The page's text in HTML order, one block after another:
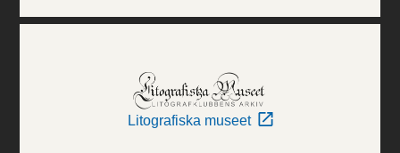
Litografiska museet